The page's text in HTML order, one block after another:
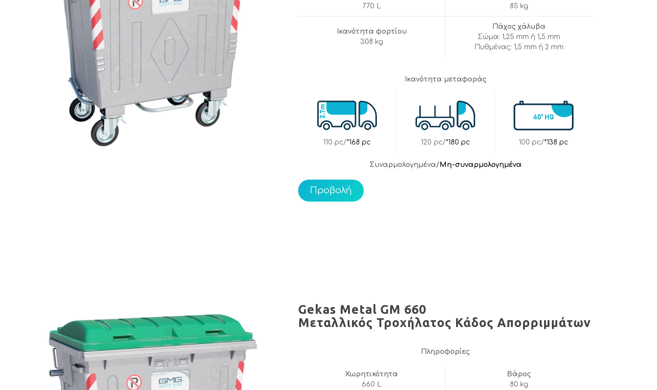
770 L
85 kg
Ικανότητα φορτίου
308 kg
Πάχος χάλυβα
Σώμα: 1,25 mm ή 1,5 mm
Πυθμένας: 1,5 mm ή 2 mm
Ικανότητα μεταφοράς
110 pc/*168 pc 120 pc/*180 pc 100 pc/*138 pc
Συναρμολογημένα/Μη-συναρμολογημένα
Προβολή
Gekas Metal GM 660
Μεταλλικός Τροχήλατος Κάδος Απορριμμάτων
Πληροφορίες
Χωρητικότητα
660 L
Βάρος
80 kg